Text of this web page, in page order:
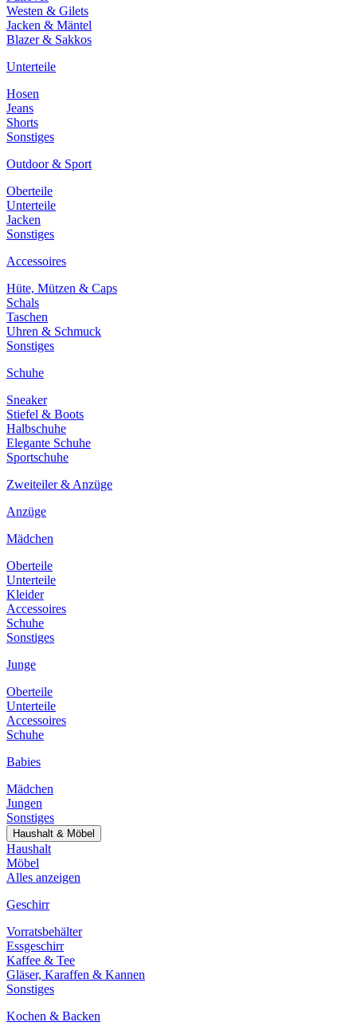
Westen & Gilets
Jacken & Mäntel
Blazer & Sakkos
Unterteile
Hosen
Jeans
Shorts
Sonstiges
Outdoor & Sport
Oberteile
Unterteile
Jacken
Sonstiges
Accessoires
Hüte, Mützen & Caps
Schals
Taschen
Uhren & Schmuck
Sonstiges
Schuhe
Sneaker
Stiefel & Boots
Halbschuhe
Elegante Schuhe
Sportschuhe
Zweiteiler & Anzüge
Anzüge
Mädchen
Oberteile
Unterteile
Kleider
Accessoires
Schuhe
Sonstiges
Junge
Oberteile
Unterteile
Accessoires
Schuhe
Babies
Mädchen
Jungen
Sonstiges
Haushalt & Möbel
Haushalt
Möbel
Alles anzeigen
Geschirr
Vorratsbehälter
Essgeschirr
Kaffee & Tee
Gläser, Karaffen & Kannen
Sonstiges
Kochen & Backen